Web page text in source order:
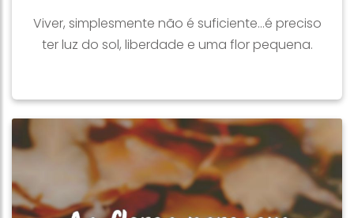
Viver, simplesmente não é suficiente…é preciso
ter luz do sol, liberdade e uma flor pequena.